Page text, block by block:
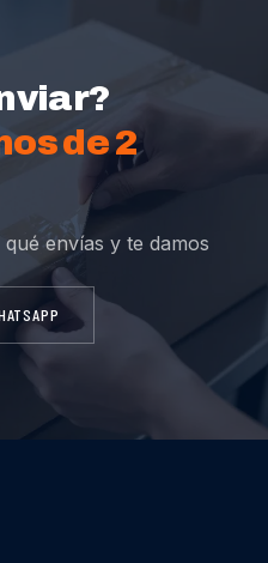
de 2
envías y te damos